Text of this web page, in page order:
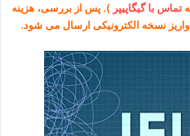
تماس با گیگاپیپر ). پس از بررسی، هزینه
نسخه الکترونیکی ارسال می شود.